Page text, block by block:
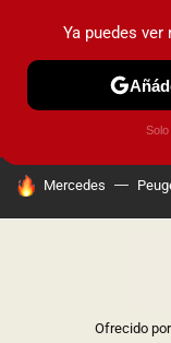
PRUEBAS
HOY SE HABLA DE
Mercedes
Ofrecido
Ya puedes